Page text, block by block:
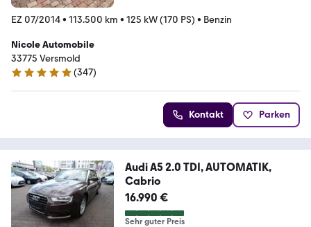
EZ 07/2014• 113.500 km • 125 kW (170 PS) • Benzin
Nicole Automobile
33775 Versmold
4.9 Sterne
(347)
Kontakt Parken
Audi A5 2.0 TDI, AUTOMATIK,
Cabrio
16.990 €
Sehr guter Preis